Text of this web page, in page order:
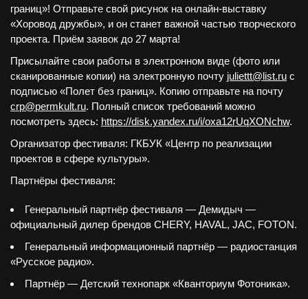
границ»! Отправьте свой рисунок на онлайн-выставку
«Хоровод дружбы», и он станет важной частью творческого
проекта. Приём заявок до 27 марта!
Присылайте свои работы в электронном виде (фото или
сканированные копии) на электронную почту juliettt@list.ru с
подписью «Полет без границ». Копию отправьте на почту
crp@permkult.ru. Полный список требований можно
посмотреть здесь: https://disk.yandex.ru/i/oxa12rUqXONchw.
Организатор фестиваля: ГКБУК «Центр по реализации
проектов в сфере культуры».
Партнёры фестиваля:
Генеральный партнёр фестиваля — Демидыч —
официальный дилер брендов CHERY, HAVAL, JAC, FOTON.
Генеральный информационный партнёр — радиостанция
«Русское радио».
Партнёр — Детский технопарк «Кванториум Фотоника».